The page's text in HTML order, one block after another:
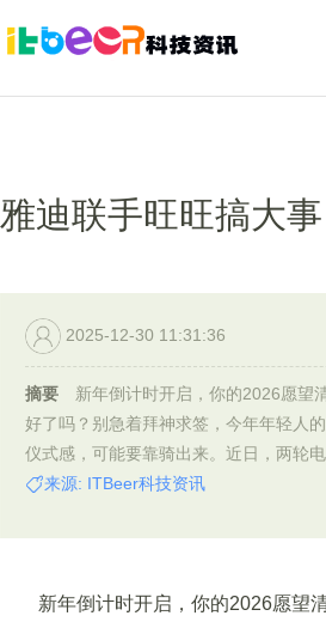
雅迪联手旺旺搞大
2025-12-30 11:31:36
摘要
新年倒计时开启，你的2026愿望
好了吗？别急着拜神求签，今年年轻人
仪式感，可能要靠骑出来。近日，两轮电
来源: ITBeer科技资讯
新年倒计时开启，你的2026愿望清